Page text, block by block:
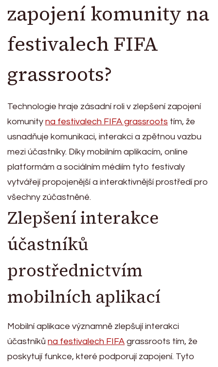
zapojení komunity na
festivalech FIFA
grassroots?
Technologie hraje zásadní roli v zlepšení zapojení
komunity na festivalech FIFA grassroots tím, že
usnadňuje komunikaci, interakci a zpětnou vazbu
mezi účastníky. Díky mobilním aplikacím, online
platformám a sociálním médiím tyto festivaly
vytvářejí propojenější a interaktivnější prostředí pro
všechny zúčastněné.
Zlepšení interakce
účastníků
prostřednictvím
mobilních aplikací
Mobilní aplikace významně zlepšují interakci
účastníků na festivalech FIFA grassroots tím, že
poskytují funkce, které podporují zapojení. Tyto